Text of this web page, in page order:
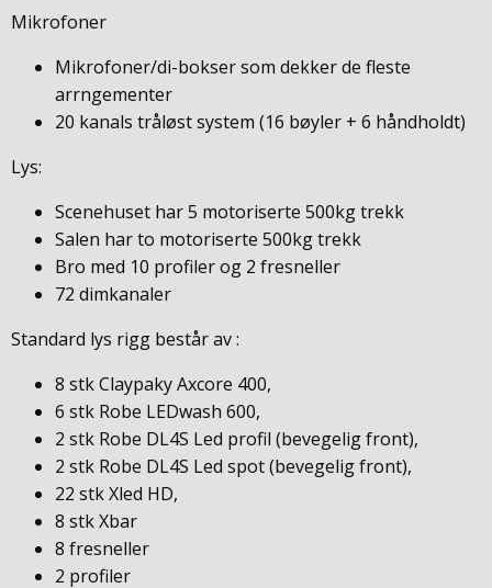
Mikrofoner
Mikrofoner/di-bokser som dekker de fleste
arrngementer
20 kanals tråløst system (16 bøyler + 6 håndholdt)
Lys:
Scenehuset har 5 motoriserte 500kg trekk
Salen har to motoriserte 500kg trekk
Bro med 10 profiler og 2 fresneller
72 dimkanaler
Standard lys rigg består av :
8 stk Claypaky Axcore 400,
6 stk Robe LEDwash 600,
2 stk Robe DL4S Led profil (bevegelig front),
2 stk Robe DL4S Led spot (bevegelig front),
22 stk Xled HD,
8 stk Xbar
8 fresneller
2 profiler